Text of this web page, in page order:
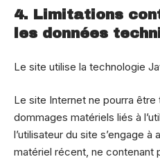
4. Limitations
les données
Le site utilise la technologie
Le site Internet ne pourra
dommages matériels liés à
l’utilisateur du site s’engage
matériel récent, ne contenant